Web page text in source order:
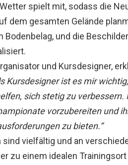
spielt mit, sodass die
dem gesamten Gelände
Bodenbelag, und die
und Kursdesigner,
Kursdesigner ist es mir
sich stetig zu verbessern.
vorzubereiten und
zu bieten.“
sind vielfältig und an
zu einem idealen